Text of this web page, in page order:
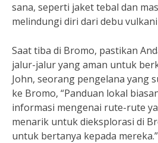
sana, seperti jaket tebal dan
melindungi diri dari debu
Saat tiba di Bromo, pastikan
jalur-jalur yang aman untuk
John, seorang pengelana yang
ke Bromo, “Panduan lokal
informasi mengenai rute-rute
menarik untuk dieksplorasi di
untuk bertanya kepada mereka.”